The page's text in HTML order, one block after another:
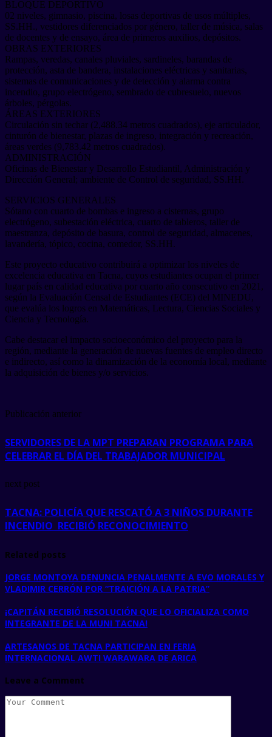
BLOQUE DEPORTIVO
02 niveles, gimnasio, piscina, losas deportivas de usos múltiples,
SS.HH., vestidores diferenciados por género, taller de música, salas
de docentes y de ensayo, área de primeros auxilios, depósitos.
OBRAS EXTERIORES
Rampas, veredas, canales pluviales, sardineles, barandas de
protección, asta de bandera, instalaciones eléctricas y sanitarias,
sistemas de comunicaciones y de detección y alarma contra
incendio, grupo electrógeno, sembrado de cubresuelo, nuevos
árboles, pérgolas.
ÁREAS EXTERIORES
Circulación sin techar (2,488.34 metros cuadrados), eje articulador,
cinturón de bienestar, plazas de ingreso, integración y recreación,
áreas verdes (9,783.42 metros cuadrados).
ADMINISTRACIÓN
Oficinas de Bienestar y Desarrollo Estudiantil, Administración y
Dirección General; ambiente de Control de seguridad, SS.HH.
SERVICIOS GENERALES
Sótano con cuarto de bombas e ingreso a cisternas, grupo
electrógeno, subestación eléctrica, cuarto de tableros, taller de
maestranza, depósito de basura, control de seguridad, almacenes,
lavandería, tópico, cocina, comedor, SS.HH.
Este proyecto educativo contribuirá a optimizar los niveles de
excelencia educativa en Tacna, cuyos estudiantes ocupan el primer
lugar país en calidad educativa por cuarto año consecutivo en 2021,
según la Evaluación Censal de Estudiantes (ECE) del MINEDU,
que evalúa los logros en Matemáticas, Lectura, Ciencias Sociales y
Ciencia y Tecnología.
Cabe destacar el impacto socioeconómico del proyecto para la
región, mediante la generación de nuevas fuentes de empleo directo
e indirecto, así como la dinamización de la economía local, mediante
la adquisición de bienes y/o servicios.
Publicación anterior
SERVIDORES DE LA MPT PREPARAN PROGRAMA PARA
CELEBRAR EL DÍA DEL TRABAJADOR MUNICIPAL
next post
TACNA: POLICÍA QUE RESCATÓ A 3 NIÑOS DURANTE
INCENDIO RECIBIÓ RECONOCIMIENTO
Related posts
JORGE MONTOYA DENUNCIA PENALMENTE A EVO MORALES Y
VLADIMIR CERRÓN POR “TRAICIÓN A LA PATRIA”
¡CAPITÁN RECIBIÓ RESOLUCIÓN QUE LO OFICIALIZA COMO
INTEGRANTE DE LA MUNI TACNA!
ARTESANOS DE TACNA PARTICIPAN EN FERIA
INTERNACIONAL AWTI WARAWARA DE ARICA
Leave a Comment